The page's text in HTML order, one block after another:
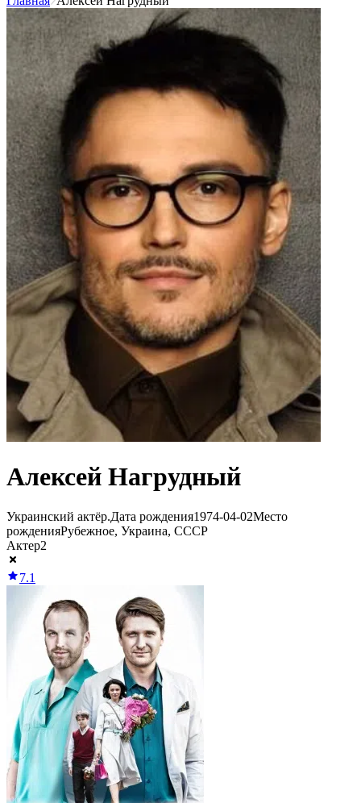
Алексей Нагрудный
Украинский актёр.Дата рождения1974-04-02Место
рожденияРубежное, Украина, СССР
Актер2
7.1